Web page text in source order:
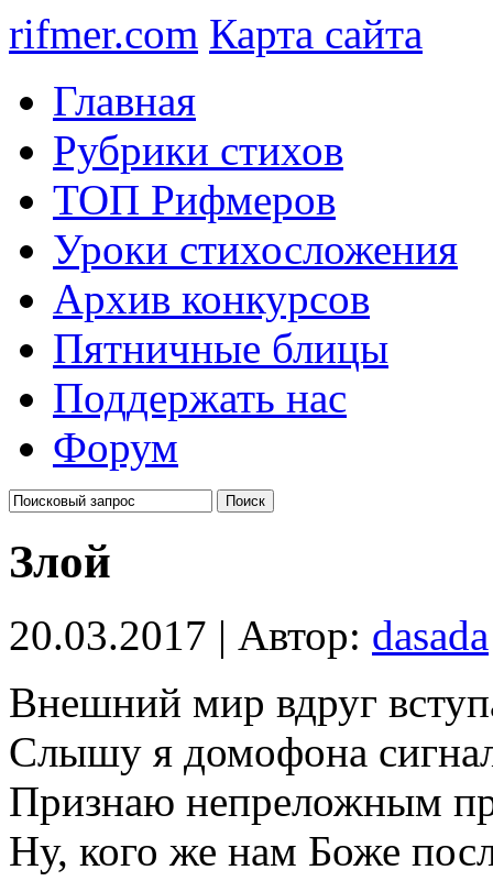
rifmer.com Карта сайта
Главная
Рубрики стихов
ТОП Рифмеров
Уроки стихосложения
Архив конкурсов
Пятничные блицы
Поддержать нас
Форум
Злой
20.03.2017 | Автор: dasada
Внешний мир вдруг
Слышу я домофона
Признаю непреложным
Ну, кого же нам Боже